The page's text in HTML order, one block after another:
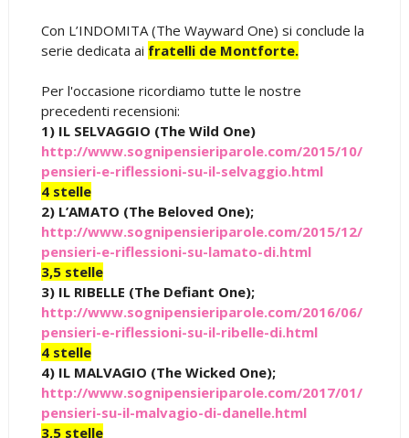
Con L’INDOMITA (The Wayward One) si conclude la
serie dedicata ai fratelli de Montforte.
Per l'occasione ricordiamo tutte le nostre
precedenti recensioni:
1) IL SELVAGGIO (The Wild One)
http://www.sognipensieriparole.com/2015/10/
pensieri-e-riflessioni-su-il-selvaggio.html
4 stelle
2) L’AMATO (The Beloved One);
http://www.sognipensieriparole.com/2015/12/
pensieri-e-riflessioni-su-lamato-di.html
3,5 stelle
3) IL RIBELLE (The Defiant One);
http://www.sognipensieriparole.com/2016/06/
pensieri-e-riflessioni-su-il-ribelle-di.html
4 stelle
4) IL MALVAGIO (The Wicked One);
http://www.sognipensieriparole.com/2017/01/
pensieri-su-il-malvagio-di-danelle.html
3,5 stelle